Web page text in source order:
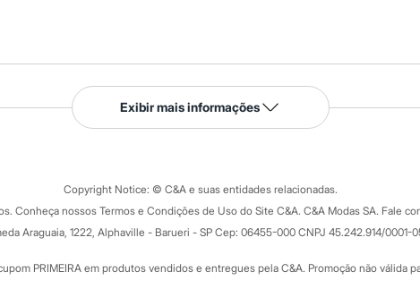
Serviços
Tipos de serviços
Formas de pagamento
Todas as vantagens
Minha C&A
Cupons de desconto
Exibir mais informações
Copyright Notice: © C&A e suas entidades relacionadas.
Conheça nossos Termos e Condições de Uso do Site C&A. C&A Modas SA. Fale
Araguaia, 1222, Alphaville - Barueri - SP Cep: 06455-000 CNPJ 45.242.914/0001-
PRIMEIRA em produtos vendidos e entregues pela C&A. Promoção não válida